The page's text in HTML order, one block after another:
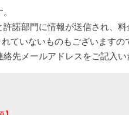
諾部門に情報が送信され、料
ていないものもございますの
先メールアドレスをご記入い